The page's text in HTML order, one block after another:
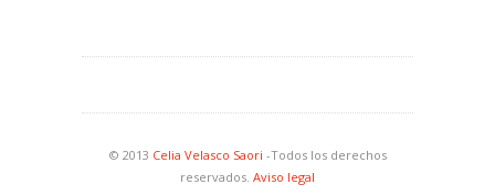
© 2013 Celia Velasco Saori -Todos los derechos
reservados. Aviso legal